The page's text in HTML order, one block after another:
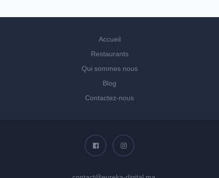
Accueil
Restaurants
Qui sommes nous
Blog
Contactez-nous